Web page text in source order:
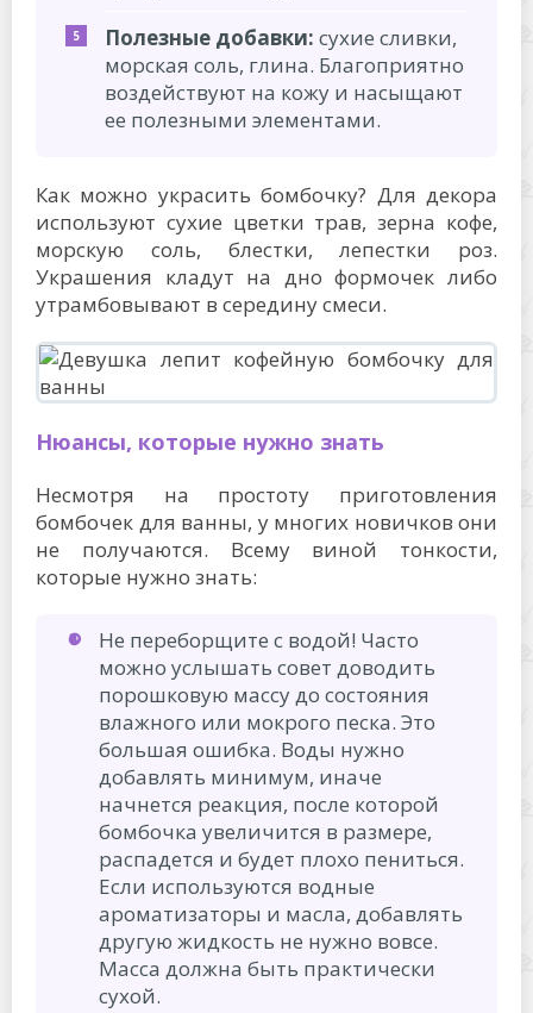
Полезные добавки: сухие сливки,
морская соль, глина. Благоприятно
воздействуют на кожу и насыщают
ее полезными элементами.
Как можно украсить бомбочку? Для декора
используют сухие цветки трав, зерна кофе,
морскую соль, блестки, лепестки роз.
Украшения кладут на дно формочек либо
утрамбовывают в середину смеси.
Нюансы, которые нужно знать
Несмотря на простоту приготовления
бомбочек для ванны, у многих новичков они
не получаются. Всему виной тонкости,
которые нужно знать:
Не переборщите с водой! Часто
можно услышать совет доводить
порошковую массу до состояния
влажного или мокрого песка. Это
большая ошибка. Воды нужно
добавлять минимум, иначе
начнется реакция, после которой
бомбочка увеличится в размере,
распадется и будет плохо пениться.
Если используются водные
ароматизаторы и масла, добавлять
другую жидкость не нужно вовсе.
Масса должна быть практически
сухой.